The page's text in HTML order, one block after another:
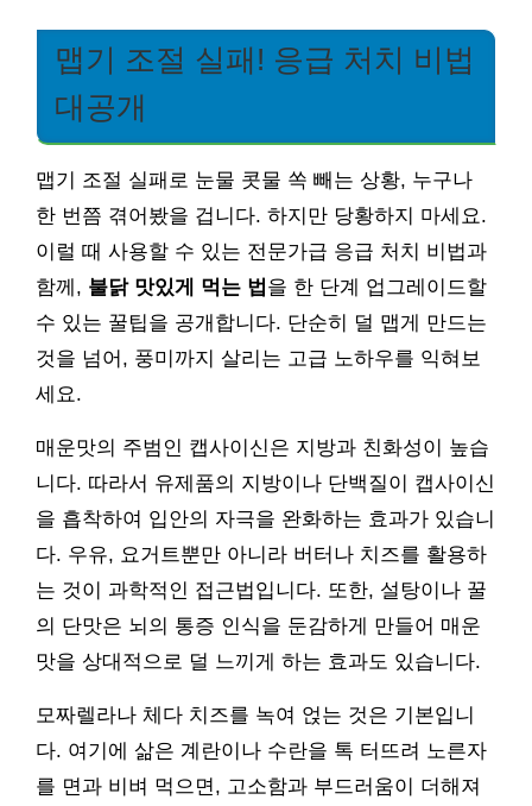
맵기 조절 실패! 응급 처치 비법
대공개
맵기 조절 실패로 눈물 콧물 쏙 빼는 상황, 누구나
한 번쯤 겪어봤을 겁니다. 하지만 당황하지 마세요.
이럴 때 사용할 수 있는 전문가급 응급 처치 비법과
함께, 불닭 맛있게 먹는 법 을 한 단계 업그레이드할
수 있는 꿀팁을 공개합니다. 단순히 덜 맵게 만드는
것을 넘어, 풍미까지 살리는 고급 노하우를 익혀보
세요.
매운맛의 주범인 캡사이신은 지방과 친화성이 높습
니다. 따라서 유제품의 지방이나 단백질이 캡사이신
을 흡착하여 입안의 자극을 완화하는 효과가 있습니
다. 우유, 요거트뿐만 아니라 버터나 치즈를 활용하
는 것이 과학적인 접근법입니다. 또한, 설탕이나 꿀
의 단맛은 뇌의 통증 인식을 둔감하게 만들어 매운
맛을 상대적으로 덜 느끼게 하는 효과도 있습니다.
모짜렐라나 체다 치즈를 녹여 얹는 것은 기본입니
다. 여기에 삶은 계란이나 수란을 톡 터뜨려 노른자
를 면과 비벼 먹으면, 고소함과 부드러움이 더해져